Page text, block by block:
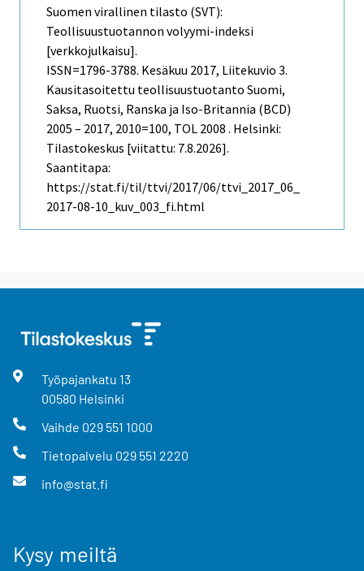
Suomen virallinen tilasto (SVT):
Teollisuustuotannon volyymi-indeksi
[verkkojulkaisu].
ISSN=1796-3788. Kesäkuu 2017, Liitekuvio 3.
Kausitasoitettu teollisuustuotanto Suomi,
Saksa, Ruotsi, Ranska ja Iso-Britannia (BCD)
2005 – 2017, 2010=100, TOL 2008 . Helsinki:
Tilastokeskus [viitattu: 7.8.2026].
Saantitapa:
https://stat.fi/til/ttvi/2017/06/ttvi_2017_06_
2017-08-10_kuv_003_fi.html
Työpajankatu 13
00580 Helsinki
Vaihde 029 551 1000
Tietopalvelu 029 551 2220
info@stat.fi
Kysy meiltä